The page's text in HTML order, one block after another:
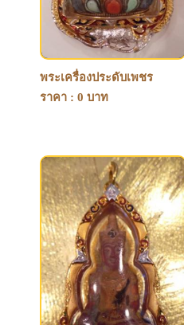
พระเครื่องประดับเพชร
ราคา : 0 บาท